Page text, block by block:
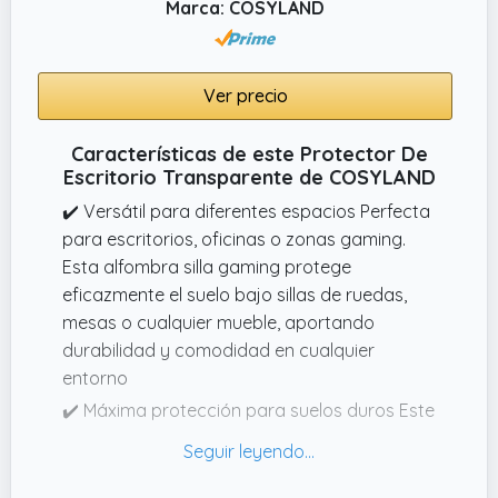
Marca: COSYLAND
Ver precio
Características de este Protector De
Escritorio Transparente de COSYLAND
✔️ Versátil para diferentes espacios Perfecta
para escritorios, oficinas o zonas gaming.
Esta alfombra silla gaming protege
eficazmente el suelo bajo sillas de ruedas,
mesas o cualquier mueble, aportando
durabilidad y comodidad en cualquier
entorno
✔️ Máxima protección para suelos duros Este
calidad actúa como una barrera eficaz entre